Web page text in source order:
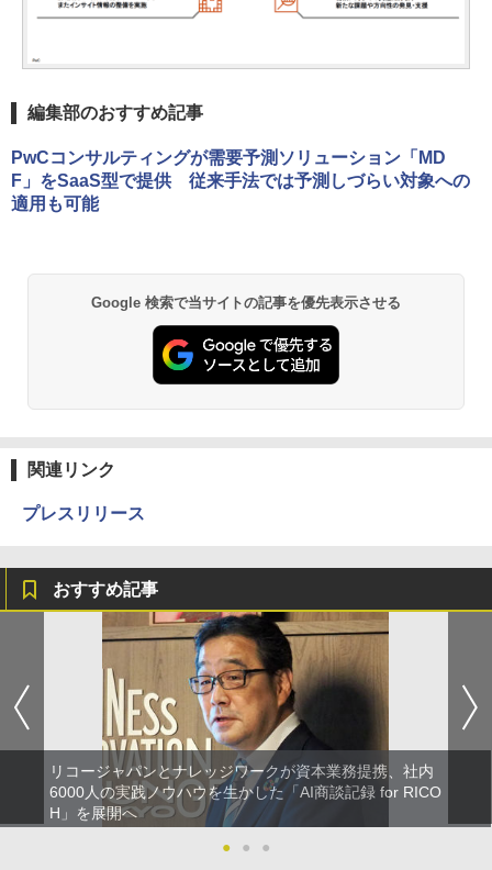
編集部のおすすめ記事
PwCコンサルティングが需要予測ソリューション「MD
F」をSaaS型で提供 従来手法では予測しづらい対象への
適用も可能
Google 検索で当サイトの記事を優先表示させる
関連リンク
プレスリリース
おすすめ記事
リコージャパンとナレッジワークが資本業務提携、社内
6000人の実践ノウハウを生かした「AI商談記録 for RICO
H」を展開へ
●
● ●